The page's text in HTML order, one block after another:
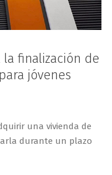
finalización de
jóvenes
una vivienda de
durante un plazo